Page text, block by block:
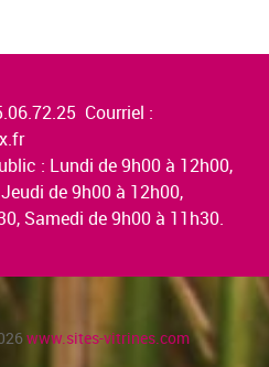
Courriel :
: Lundi de 9h00 à 12h00,
de 9h00 à 12h00,
Samedi de 9h00 à 11h30.
www.sites-vitrines.com